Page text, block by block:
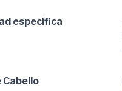
específica
Cabello